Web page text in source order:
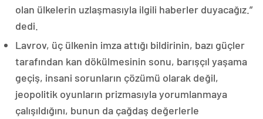
olan ülkelerin uzlaşmasıyla ilgili haberler duyacağız.”
dedi.
Lavrov, üç ülkenin imza attığı bildirinin, bazı güçler
tarafından kan dökülmesinin sonu, barışçıl yaşama
geçiş, insani sorunların çözümü olarak değil,
jeopolitik oyunların prizmasıyla yorumlanmaya
çalışıldığını, bunun da çağdaş değerlerle